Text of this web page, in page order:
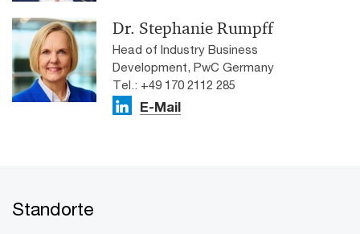
Dr. Stephanie Rumpff
Head of Industry Business
Development, PwC Germany
Tel.: +49 170 2112 285
E-Mail
Standorte